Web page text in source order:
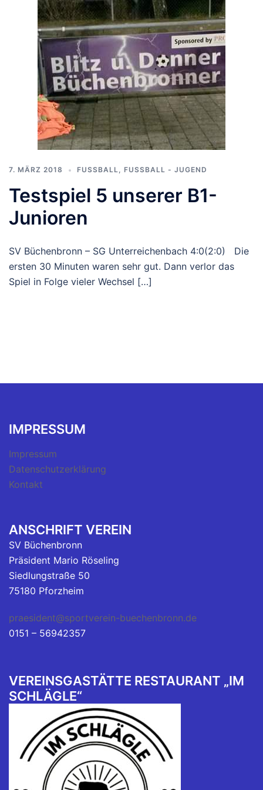
7. MÄRZ 2018 FUSSBALL , FUSSBALL - JUGEND
Testspiel 5 unserer B1-
Junioren
SV Büchenbronn – SG Unterreichenbach 4:0(2:0) Die
ersten 30 Minuten waren sehr gut. Dann verlor das
Spiel in Folge vieler Wechsel […]
IMPRESSUM
Impressum
Datenschutzerklärung
Kontakt
ANSCHRIFT VEREIN
SV Büchenbronn
Präsident Mario Röseling
Siedlungstraße 50
75180 Pforzheim
praesident@sportverein-buechenbronn.de
0151 – 56942357
VEREINSGASTÄTTE RESTAURANT „IM
SCHLÄGLE“